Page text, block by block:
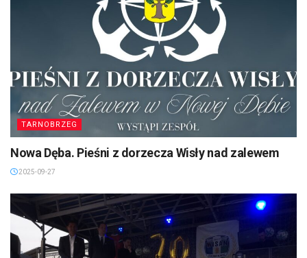
TARNOBRZEG
Nowa Dęba. Pieśni z dorzecza Wisły nad zalewem
2025-09-27